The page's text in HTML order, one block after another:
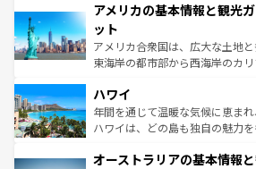
ンツ一覧を参照してほしい。
の建物がそのまま残る町や、ス
博物館もあり、アルプス観光だけ
ことができる。国民の所得が高い
者向けの交通パス提供のサービ
着のスイス情報は
アメリカの基本情報と観光
ット
アメリカ合衆国は、広大な土地と
東海岸の都市部から西海岸のカ
のような巨大都市は、観光、ショ
ンメントが詰まった刺激的なス
西部には大自然が広がり、グラ
部のニューオーリンズでは、音
ハワイ
年間を通じて温暖な気候に恵ま
ハワイは、どの島も独自の魅力
ワイ島は見逃せない。また、定
オーストラリアの基本情報